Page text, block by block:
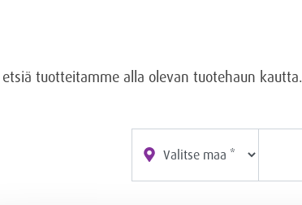
etsiä tuotteitamme alla olevan tuotehaun kautta.